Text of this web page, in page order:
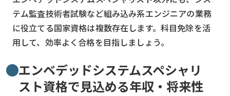
テム監査技術者試験など組み込み系エンジニアの業務
に役立てる国家資格は複数存在します。科目免除を活
用して、効率よく合格を目指しましょう。
エンベデッドシステムスペシャリ
スト資格で見込める年収・将来性